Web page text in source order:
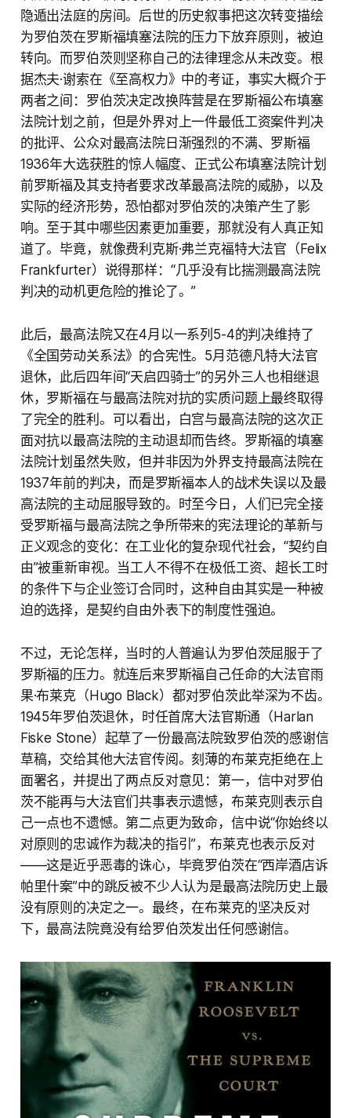
隐遁出法庭的房间。后世的历史叙事把这次转变描绘
为罗伯茨在罗斯福填塞法院的压力下放弃原则，被迫
转向。而罗伯茨则坚称自己的法律理念从未改变。根
据杰夫·谢索在《至高权力》中的考证，事实大概介于
两者之间：罗伯茨决定改换阵营是在罗斯福公布填塞
法院计划之前，但是外界对上一件最低工资案件判决
的批评、公众对最高法院日渐强烈的不满、罗斯福
1936年大选获胜的惊人幅度、正式公布填塞法院计划
前罗斯福及其支持者要求改革最高法院的威胁，以及
实际的经济形势，恐怕都对罗伯茨的决策产生了影
响。至于其中哪些因素更加重要，那就没有人真正知
道了。毕竟，就像费利克斯·弗兰克福特大法官（Felix
Frankfurter）说得那样：“几乎没有比揣测最高法院
判决的动机更危险的推论了。”
此后，最高法院又在4月以一系列5-4的判决维持了
《全国劳动关系法》的合宪性。5月范德凡特大法官
退休，此后四年间“天启四骑士”的另外三人也相继退
休，罗斯福在与最高法院对抗的实质问题上最终取得
了完全的胜利。可以看出，白宫与最高法院的这次正
面对抗以最高法院的主动退却而告终。罗斯福的填塞
法院计划虽然失败，但并非因为外界支持最高法院在
1937年前的判决，而是罗斯福本人的战术失误以及最
高法院的主动屈服导致的。时至今日，人们已完全接
受罗斯福与最高法院之争所带来的宪法理论的革新与
正义观念的变化：在工业化的复杂现代社会，“契约自
由”被重新审视。当工人不得不在极低工资、超长工时
的条件下与企业签订合同时，这种自由其实是一种被
迫的选择，是契约自由外表下的制度性强迫。
不过，无论怎样，当时的人普遍认为罗伯茨屈服于了
罗斯福的压力。就连后来罗斯福自己任命的大法官雨
果·布莱克（Hugo Black）都对罗伯茨此举深为不齿。
1945年罗伯茨退休，时任首席大法官斯通（Harlan
Fiske Stone）起草了一份最高法院致罗伯茨的感谢信
草稿，交给其他大法官传阅。刻薄的布莱克拒绝在上
面署名，并提出了两点反对意见：第一，信中对罗伯
茨不能再与大法官们共事表示遗憾，布莱克则表示自
己一点也不遗憾。第二点更为致命，信中说“你始终以
对原则的忠诚作为裁决的指引”，布莱克也表示反对
——这是近乎恶毒的诛心，毕竟罗伯茨在“西岸酒店诉
帕里什案”中的跳反被不少人认为是最高法院历史上最
没有原则的决定之一。最终，在布莱克的坚决反对
下，最高法院竟没有给罗伯茨发出任何感谢信。